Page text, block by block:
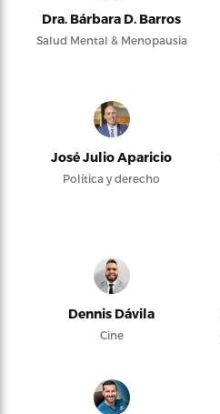
Dra. Bárbara D. Barros
Salud Mental & Menopausia
José Julio Aparicio
Política y derecho
Dennis Dávila
Cine